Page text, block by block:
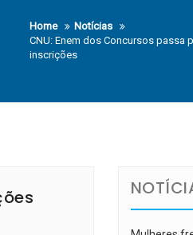
Home
Notícias
CNU: Enem dos Concursos passa
inscrições